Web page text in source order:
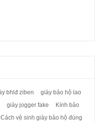
bhlđ ziben
giày bảo hộ lao
giày jogger fake
Kính bảo
Cách vệ sinh giày bảo hộ đúng